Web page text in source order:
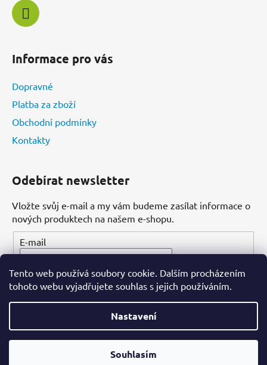
Tento web používá soubory cookie. Dalším procházením
tohoto webu vyjadřujete souhlas s jejich používáním.
Nastavení
Souhlasím
Informace pro vás
Dopravné
Platba za zboží
Obchodní podmínky
Kontakty
Odebírat newsletter
Vložte svůj e-mail a my vám budeme zasílat informace o
nových produktech na našem e-shopu.
E-mail
PŘIHLÁSIT SE
Vytvořil Shoptet
Dental-ordinace.cz